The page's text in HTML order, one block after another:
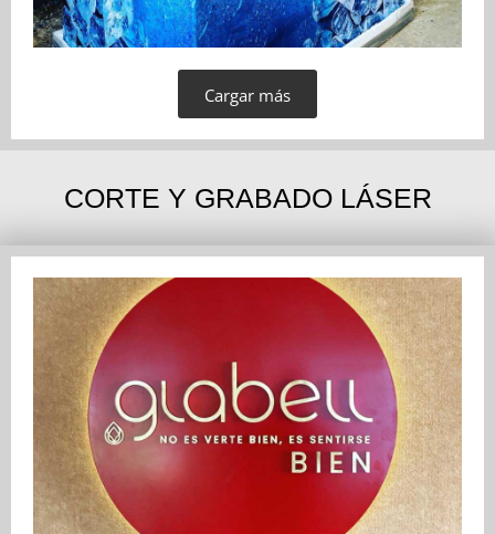
Cargar más
CORTE Y GRABADO LÁSER